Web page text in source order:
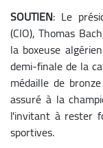
SOUTIEN: Le
(CIO), Thomas
la boxeuse
demi-finale de la
médaille de
assuré à la
l'invitant à rester
sportives.